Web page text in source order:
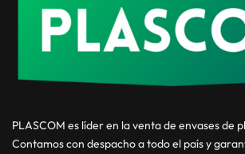
PLASCOM es líder en la venta de envases de
Contamos con despacho a todo el país y